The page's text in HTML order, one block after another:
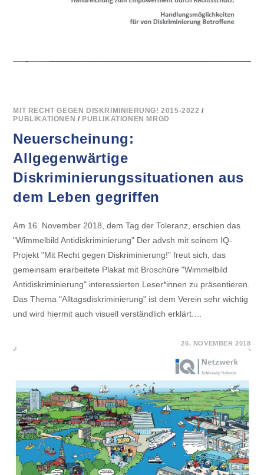
MIT RECHT GEGEN DISKRIMINIERUNG! 2015-2022 /
PUBLIKATIONEN / PUBLIKATIONEN MRGD
Neuerscheinung:
Allgegenwärtige
Diskriminierungssituationen aus
dem Leben gegriffen
Am 16. November 2018, dem Tag der Toleranz, erschien das
"Wimmelbild Antidiskriminierung" Der advsh mit seinem IQ-
Projekt "Mit Recht gegen Diskriminierung!" freut sich, das
gemeinsam erarbeitete Plakat mit Broschüre "Wimmelbild
Antidiskriminierung" interessierten Leser*innen zu präsentieren.
Das Thema "Alltagsdiskriminierung" ist dem Verein sehr wichtig
und wird hiermit auch visuell verständlich erklärt.…
ALLGEGENWÄRTIGE
DEM
LEBEN
GEGRIFFEN
26. NOVEMBER 2018